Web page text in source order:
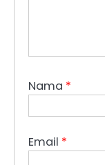
Nama *
Email *